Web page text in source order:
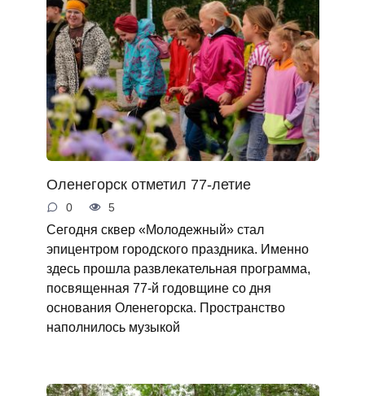
Оленегорск отметил 77-летие
0 5
Сегодня сквер «Молодежный» стал
эпицентром городского праздника. Именно
здесь прошла развлекательная программа,
посвященная 77-й годовщине со дня
основания Оленегорска. Пространство
наполнилось музыкой